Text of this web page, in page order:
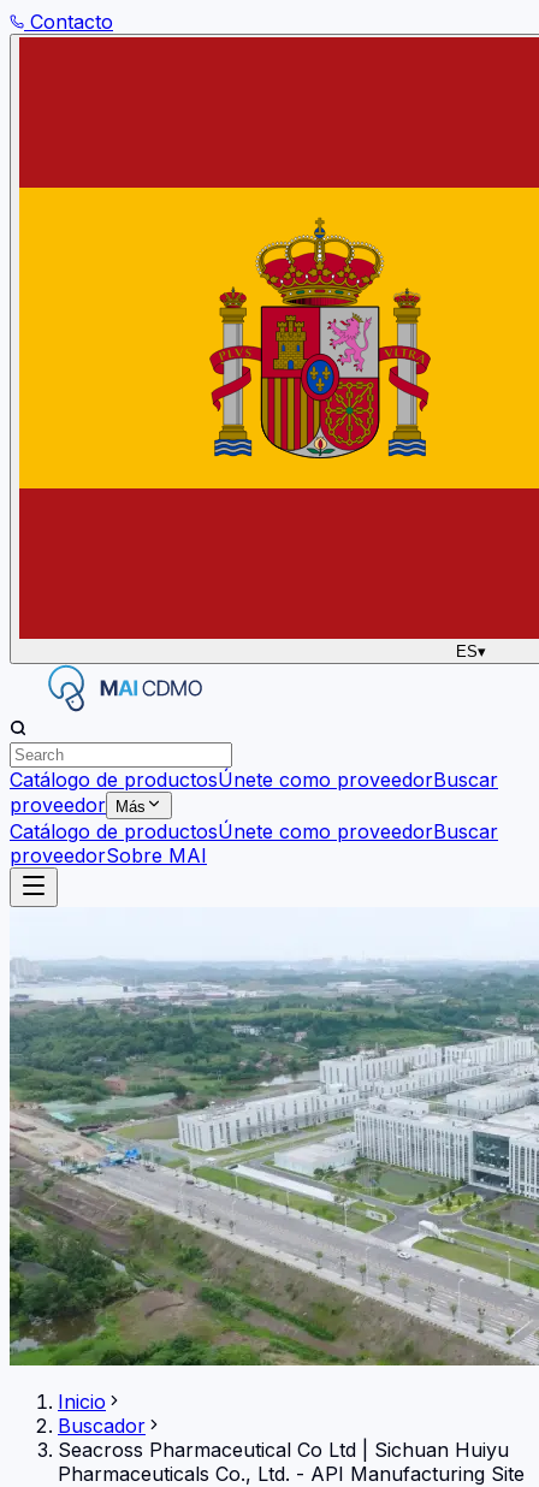
Contacto
ES▾
Catálogo de productosÚnete como proveedorBuscar
proveedor
Más
Catálogo de productosÚnete como proveedorBuscar
proveedorSobre MAI
Inicio
Buscador
Seacross Pharmaceutical Co Ltd
Sichuan Huiyu
Pharmaceuticals Co., Ltd. - API Manufacturing Site